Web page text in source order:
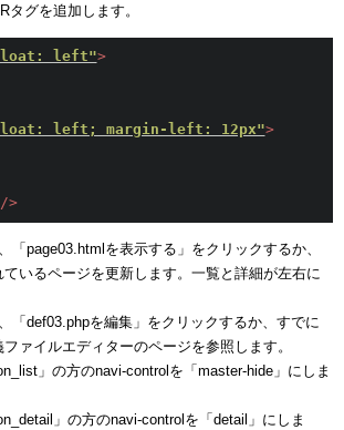
タグを追加します。
left">
left; margin-left: 12px">
/>
「page03.htmlを表示する」をクリックするか、
いるページを更新します。一覧と詳細が左右に
「def03.phpを編集」をクリックするか、すでに
ァイルエディターのページを参照します。
」の方のnavi-controlを「master-hide」にしま
」の方のnavi-controlを「detail」にしま